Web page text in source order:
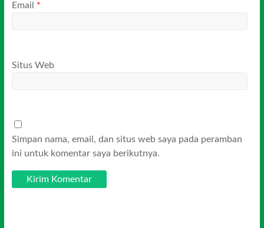
Email *
Situs Web
Simpan nama, email, dan situs web saya pada peramban
ini untuk komentar saya berikutnya.